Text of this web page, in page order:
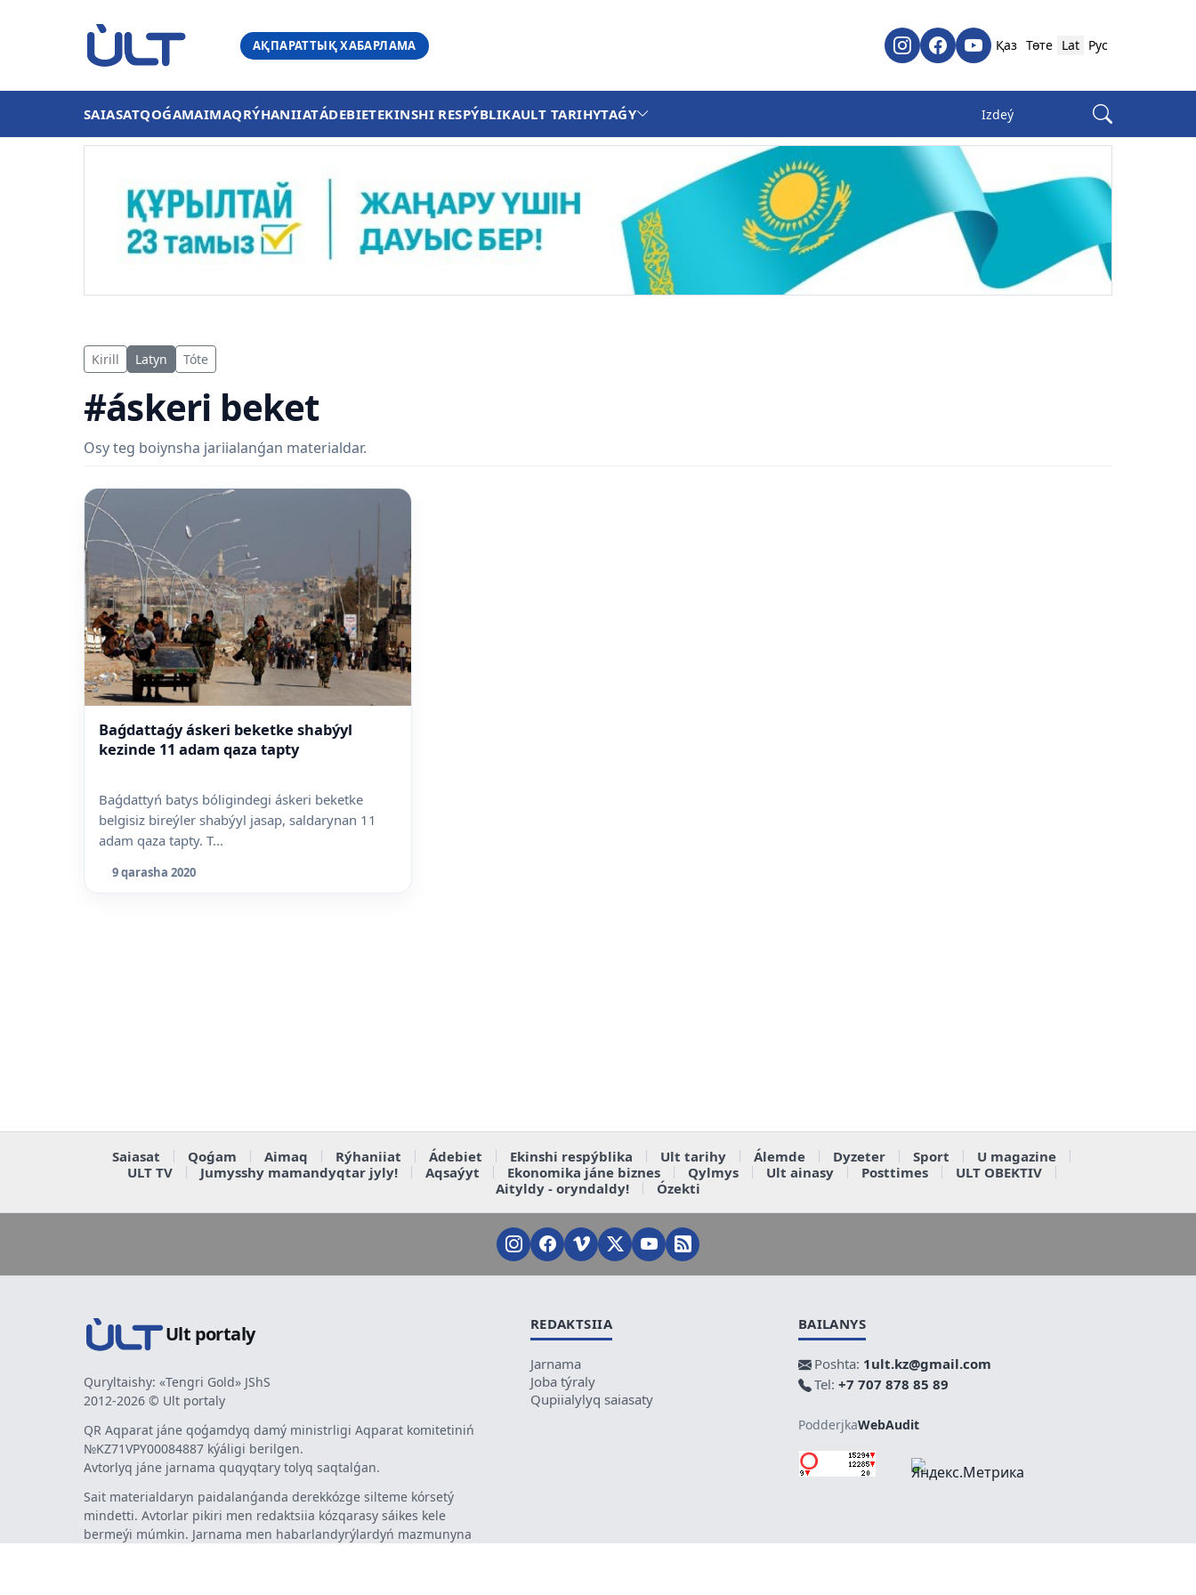
АҚПАРАТТЫҚ ХАБАРЛАМА Қаз Төте Lat Рус
SAIASATQOǴAMAIMAQRÝHANIIATÁDEBIETEKINSHI RESPÝBLIKAULT TARIHYTAǴY
Kirill Latyn Tóte
#áskeri beket
Osy teg boiynsha jariialanǵan materialdar.
Baǵdattaǵy áskeri beketke shabýyl
kezinde 11 adam qaza tapty
Baǵdattyń batys bóligindegi áskeri beketke
belgisiz bireýler shabýyl jasap, saldarynan 11
adam qaza tapty. T...
9 qarasha 2020
Saiasat Qoǵam Aimaq Rýhaniiat Ádebiet Ekinshi respýblika Ult tarihy Álemde Dyzeter Sport
U magazine
ULT TV
Jumysshy mamandyqtar jyly! Aqsaýyt Ekonomika jáne biznes Qylmys Ult ainasy Posttimes
ULT OBEKTIV
Aityldy - oryndaldy!
Ózekti
Ult portaly
Quryltaishy: «Tengri Gold» JShS
2012-2026 © Ult portaly
QR Aqparat jáne qoǵamdyq damý ministrligi Aqparat komitetiniń
№KZ71VPY00084887 kýáligi berilgen.
Avtorlyq jáne jarnama quqyqtary tolyq saqtalǵan.
Sait materialdaryn paidalanǵanda derekkózge silteme kórsetý
mindetti. Avtorlar pikiri men redaktsiia kózqarasy sáikes kele
bermeýi múmkin. Jarnama men habarlandyrýlardyń mazmunyna
REDAKTSIIA
Jarnama
Joba týraly
Qupiialylyq saiasaty
BAILANYS
Poshta: 1ult.kz@gmail.com
Tel: +7 707 878 85 89
PodderjkaWebAudit